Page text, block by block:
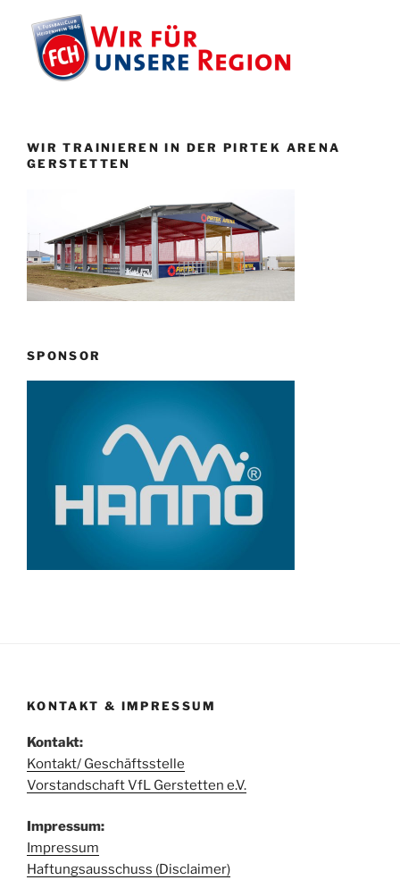
WIR TRAINIEREN IN DER PIRTEK ARENA
GERSTETTEN
SPONSOR
KONTAKT & IMPRESSUM
Kontakt:
Kontakt/ Geschäftsstelle
Vorstandschaft VfL Gerstetten e.V.
Impressum:
Impressum
Haftungsausschuss (Disclaimer)